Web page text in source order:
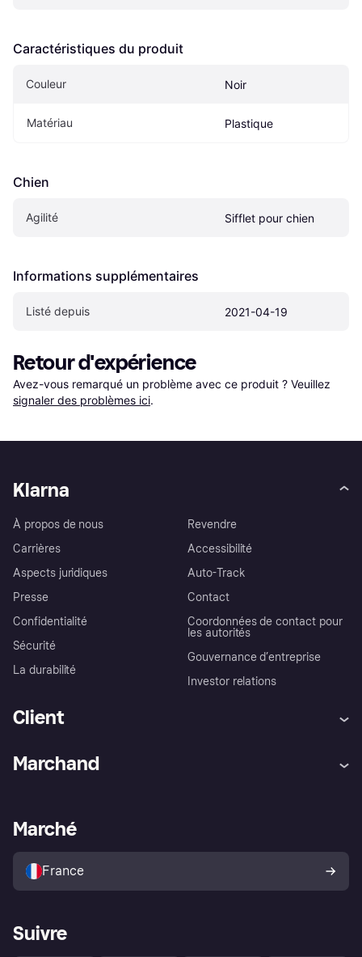
Caractéristiques du produit
Couleur Noir
Matériau Plastique
Chien
Agilité Sifflet pour chien
Informations supplémentaires
Listé depuis 2021-04-19
Retour d'expérience
Avez-vous remarqué un problème avec ce produit ? Veuillez
signaler des problèmes ici.
Klarna
À propos de nous
Carrières
Aspects juridiques
Presse
Confidentialité
Sécurité
La durabilité
Revendre
Accessibilité
Auto-Track
Contact
Coordonnées de contact pour
les autorités
Gouvernance d’entreprise
Investor relations
Client
Explorez les magasins
Politique de protection de
l’acheteur Klarna
Marchand
Portail Marchand
Marché
France
Suivre